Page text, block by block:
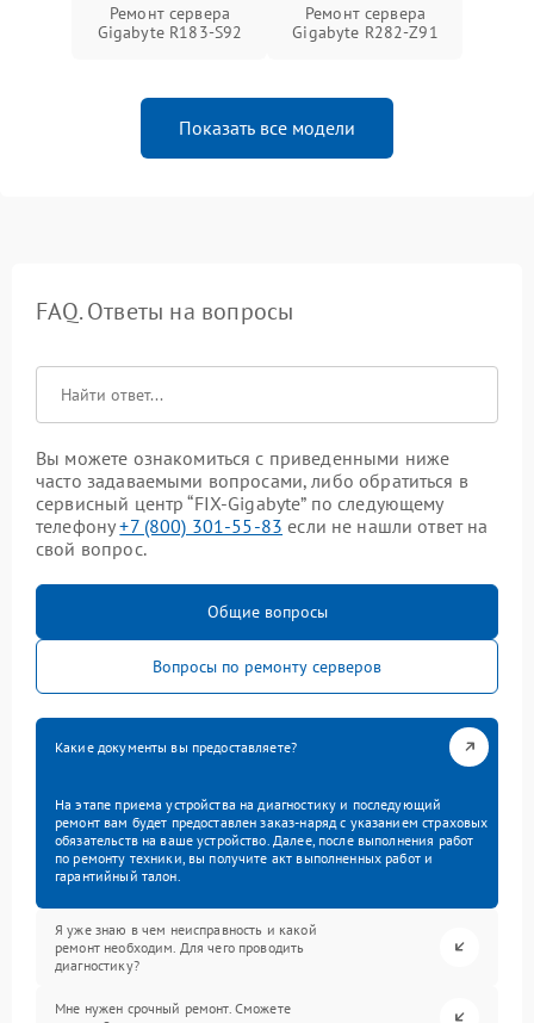
Ремонт сервера
Gigabyte R183-S92
Ремонт сервера
Gigabyte R282-Z91
Показать все модели
FAQ. Ответы на вопросы
Вы можете ознакомиться с приведенными ниже
часто задаваемыми вопросами, либо обратиться в
сервисный центр “FIX-Gigabyte” по следующему
телефону+7 (800) 301-55-83 если не нашли ответ на
свой вопрос.
Общие вопросы
Вопросы по ремонту серверов
Какие документы вы предоставляете?
На этапе приема устройства на диагностику и последующий
ремонт вам будет предоставлен заказ-наряд с указанием страховых
обязательств на ваше устройство. Далее, после выполнения работ
по ремонту техники, вы получите акт выполненных работ и
гарантийный талон.
Я уже знаю в чем неисправность и какой
ремонт необходим. Для чего проводить
диагностику?
Мне нужен срочный ремонт. Сможете